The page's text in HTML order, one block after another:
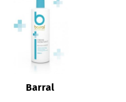
Barral